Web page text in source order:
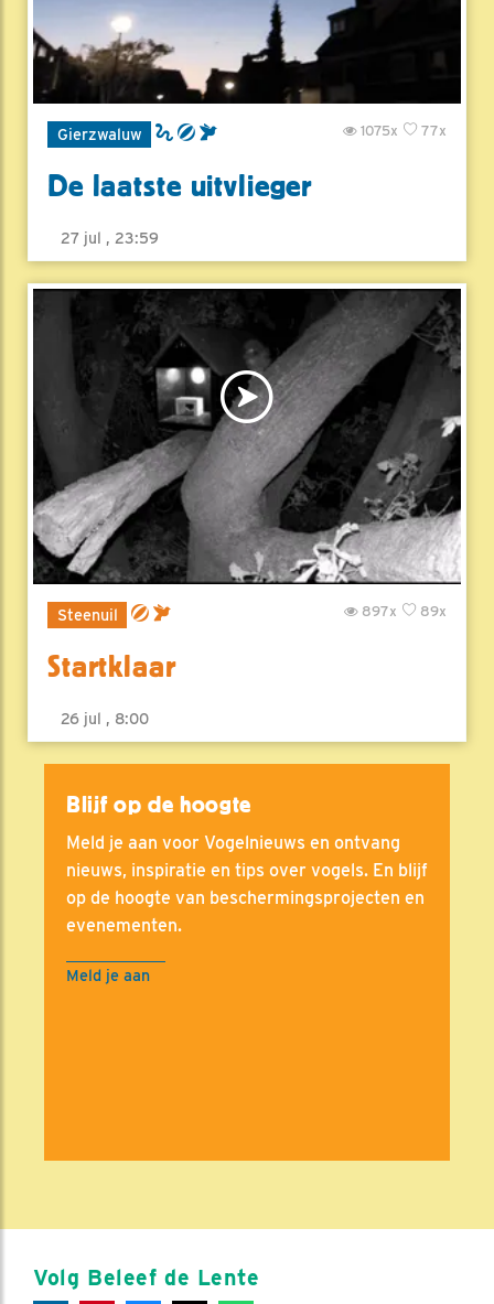
Gierzwaluw 77x
1075x
De laatste uitvlieger
27 jul , 23:59
Steenuil 89x
897x
Startklaar
26 jul , 8:00
Blijf op de hoogte
Meld je aan voor Vogelnieuws en ontvang
nieuws, inspiratie en tips over vogels. En blijf
op de hoogte van beschermingsprojecten en
evenementen.
Meld je aan
Volg Beleef de Lente